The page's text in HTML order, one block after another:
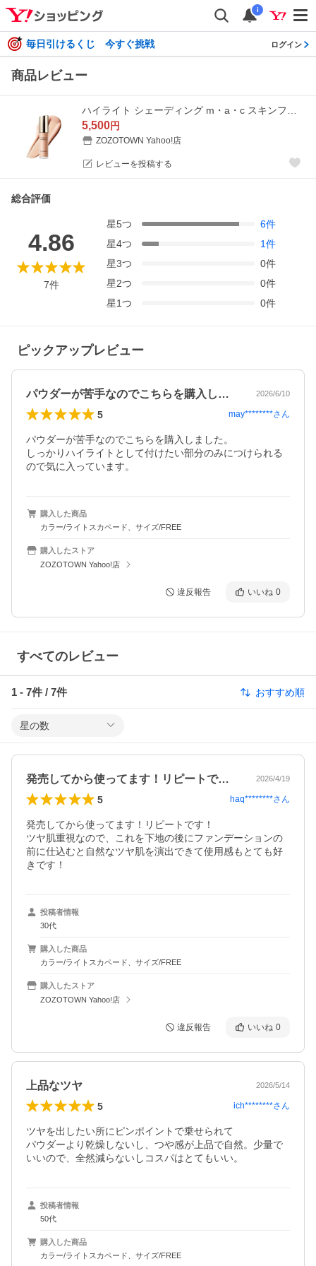
i
毎日引けるくじ 今すぐ挑戦 ログイン
商品レビュー
5,500円
ZOZOTOWN Yahoo!店
レビューを投稿する
総合評価
4.86
7件
星5つ 6件
星4つ 1件
星3つ 0件
星2つ 0件
星1つ 0件
ピックアップレビュー
パウダーが苦手なのでこちらを購入しまし… 2026/6/10
5 may********さん
パウダーが苦手なのでこちらを購入しました。
しっかりハイライトとして付けたい部分のみにつけられる
ので気に入っています。
購入した商品
カラー/ライトスカペード、サイズ/FREE
購入したストア
ZOZOTOWN Yahoo!店
違反報告 いいね 0
すべてのレビュー
1 - 7件 / 7件 おすすめ順
星の数
発売してから使ってます！リピートです！… 2026/4/19
5 haq********さん
発売してから使ってます！リピートです！
ツヤ肌重視なので、これを下地の後にファンデーションの
前に仕込むと自然なツヤ肌を演出できて使用感もとても好
きです！
投稿者情報
30代
購入した商品
カラー/ライトスカペード、サイズ/FREE
購入したストア
ZOZOTOWN Yahoo!店
違反報告 いいね 0
上品なツヤ 2026/5/14
5 ich********さん
ツヤを出したい所にピンポイントで乗せられて
パウダーより乾燥しないし、つや感が上品で自然。少量で
いいので、全然減らないしコスパはとてもいい。
投稿者情報
50代
購入した商品
カラー/ライトスカペード、サイズ/FREE